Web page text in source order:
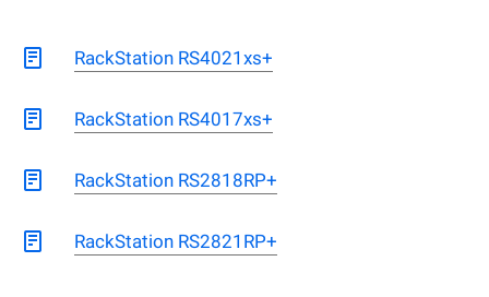
RackStation RS4021xs+
RackStation RS4017xs+
RackStation RS2818RP+
RackStation RS2821RP+